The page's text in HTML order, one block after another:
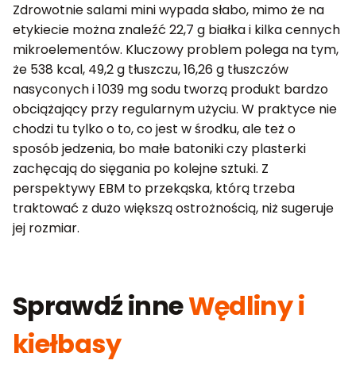
Zdrowotnie salami mini wypada słabo, mimo że na
etykiecie można znaleźć 22,7 g białka i kilka cennych
mikroelementów. Kluczowy problem polega na tym,
że 538 kcal, 49,2 g tłuszczu, 16,26 g tłuszczów
nasyconych i 1039 mg sodu tworzą produkt bardzo
obciążający przy regularnym użyciu. W praktyce nie
chodzi tu tylko o to, co jest w środku, ale też o
sposób jedzenia, bo małe batoniki czy plasterki
zachęcają do sięgania po kolejne sztuki. Z
perspektywy EBM to przekąska, którą trzeba
traktować z dużo większą ostrożnością, niż sugeruje
jej rozmiar.
Sprawdź inneWędliny i
kiełbasy